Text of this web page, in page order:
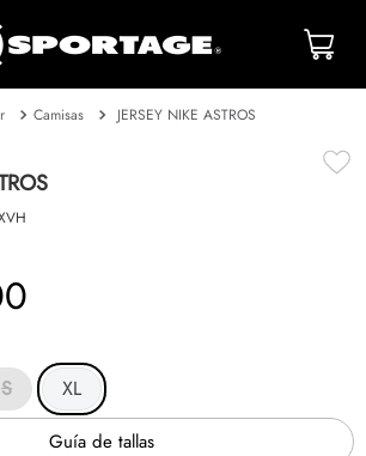
Camisas JERSEY NIKE ASTROS
S XL
Guía de tallas